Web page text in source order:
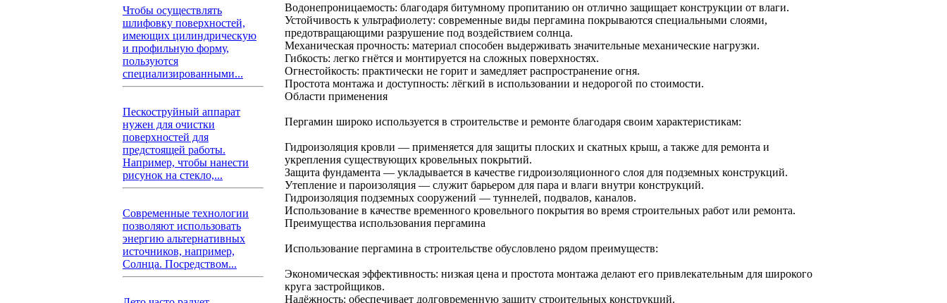
Чтобы осуществлять
шлифовку поверхностей,
имеющих цилиндрическую
и профильную форму,
пользуются
специализированными...
Пескоструйный аппарат
нужен для очистки
поверхностей для
предстоящей работы.
Например, чтобы нанести
рисунок на стекло,...
Современные технологии
позволяют использовать
энергию альтернативных
источников, например,
Солнца. Посредством...
Водонепроницаемость: благодаря битумному пропитанию он отлично защищает конструкции от влаги.
Устойчивость к ультрафиолету: современные виды пергамина покрываются специальными слоями,
предотвращающими разрушение под воздействием солнца.
Механическая прочность: материал способен выдерживать значительные механические нагрузки.
Гибкость: легко гнётся и монтируется на сложных поверхностях.
Огнестойкость: практически не горит и замедляет распространение огня.
Простота монтажа и доступность: лёгкий в использовании и недорогой по стоимости.
Области применения
Пергамин широко используется в строительстве и ремонте благодаря своим характеристикам:
Гидроизоляция кровли — применяется для защиты плоских и скатных крыш, а также для ремонта и
укрепления существующих кровельных покрытий.
Защита фундамента — укладывается в качестве гидроизоляционного слоя для подземных конструкций.
Утепление и пароизоляция — служит барьером для пара и влаги внутри конструкций.
Гидроизоляция подземных сооружений — туннелей, подвалов, каналов.
Использование в качестве временного кровельного покрытия во время строительных работ или ремонта.
Преимущества использования пергамина
Использование пергамина в строительстве обусловлено рядом преимуществ:
Экономическая эффективность: низкая цена и простота монтажа делают его привлекательным для широкого
круга застройщиков.
Надёжность: обеспечивает долговременную защиту строительных конструкций.